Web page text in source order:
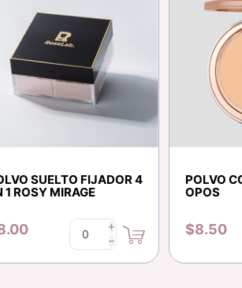
SUELTO FIJADOR 4
1 ROSY MIRAGE
i
h
POLVO
OPOS
$8.50